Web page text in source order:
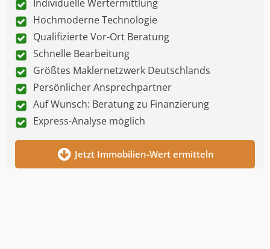
Individuelle Wertermittlung
Hochmoderne Technologie
Qualifizierte Vor-Ort Beratung
Schnelle Bearbeitung
Größtes Maklernetzwerk Deutschlands
Persönlicher Ansprechpartner
Auf Wunsch: Beratung zu Finanzierung
Express-Analyse möglich
Jetzt Immobilien-Wert ermitteln